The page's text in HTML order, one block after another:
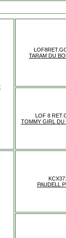
TARAM DU
LOF 8
TOMMY GIRL DU
PAUDELL